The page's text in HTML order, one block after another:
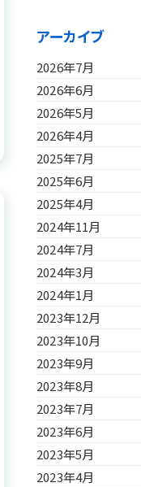
アーカイブ
2026年7月
2026年6月
2026年5月
2026年4月
2025年7月
2025年6月
2025年4月
2024年11月
2024年7月
2024年3月
2024年1月
2023年12月
2023年10月
2023年9月
2023年8月
2023年7月
2023年6月
2023年5月
2023年4月